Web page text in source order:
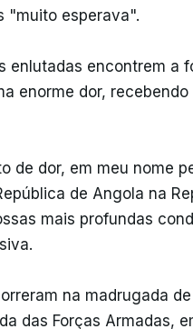
"muito esperava".
enlutadas encontrem a
enorme dor,
de dor, em meu nome
de Angola na
mais profundas
na madrugada
das Forças Armadas,